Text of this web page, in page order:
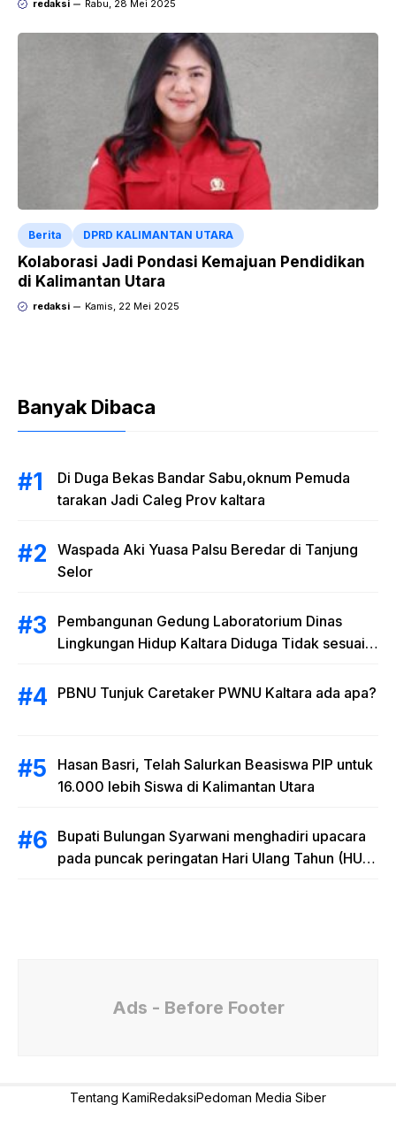
redaksi Rabu, 28 Mei 2025
Berita DPRD KALIMANTAN UTARA
Kolaborasi Jadi Pondasi Kemajuan Pendidikan
di Kalimantan Utara
redaksi Kamis, 22 Mei 2025
Banyak Dibaca
Di Duga Bekas Bandar Sabu,oknum Pemuda
tarakan Jadi Caleg Prov kaltara
Waspada Aki Yuasa Palsu Beredar di Tanjung
Selor
Pembangunan Gedung Laboratorium Dinas
Lingkungan Hidup Kaltara Diduga Tidak sesuai
PBNU Tunjuk Caretaker PWNU Kaltara ada apa?
Hasan Basri, Telah Salurkan Beasiswa PIP untuk
16.000 lebih Siswa di Kalimantan Utara
Bupati Bulungan Syarwani menghadiri upacara
pada puncak peringatan Hari Ulang Tahun (HUT)
Ads - Before Footer
Tentang KamiRedaksiPedoman Media Siber